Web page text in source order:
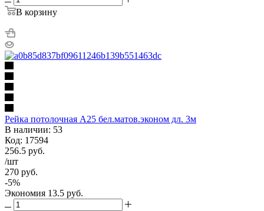
В корзину
Рейка потолочная А25 бел.матов.эконом дл. 3м
В наличии: 53
Код: 17594
256.5 руб.
/шт
270 руб.
-5%
Экономия 13.5 руб.